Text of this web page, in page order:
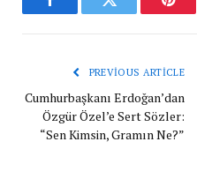
FacebookTwitter
PREVIOUS ARTICLE
Cumhurbaşkanı Erdoğan’dan
Özgür Özel’e Sert Sözler:
“Sen Kimsin, Gramın Ne?”